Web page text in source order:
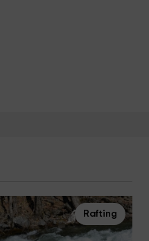
Rafting